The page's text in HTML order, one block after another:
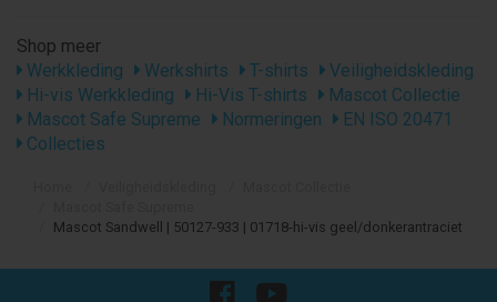
Shop meer
Werkkleding
Werkshirts T-shirts
Veiligheidskleding
Hi-vis Werkkleding
Hi-Vis T-shirts
Mascot Collectie
Mascot Safe Supreme
Normeringen
EN ISO 20471
Collecties
Mascot Sandwell | 50127-933 | 01718-hi-vis geel/donkerantraciet